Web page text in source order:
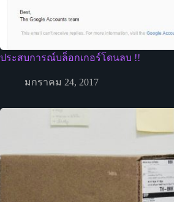
ประสบการณ์บล็อกเกอร์โดนลบ !!
มกราคม 24, 2017